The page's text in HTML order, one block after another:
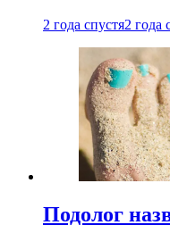
2 года спустя2 года
Подолог